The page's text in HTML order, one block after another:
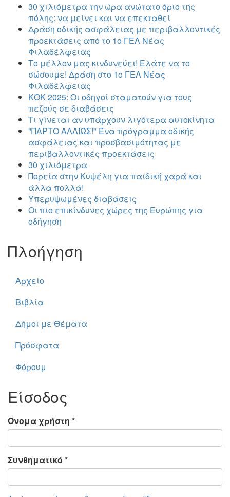
30 χιλιόμετρα την ώρα ανώτατο όριο της
πόλης: να μείνει και να επεκταθεί
Δράση οδικής ασφάλειας με περιβαλλοντικές
προεκτάσεις από το 1ο ΓΕΛ Νέας
Φιλαδέλφειας
Το μέλλον μας κινδυνεύει! Ελάτε να το
σώσουμε! Δράση στο 1ο ΓΕΛ Νέας
Φιλαδέλφειας
ΚΟΚ 2025: Οι οδηγοί σταματούν για τους
πεζούς σε διαβάσεις
Τι γίνεται αν υπάρχουν λιγότερα αυτοκίνητα
"ΠΑΡΤΟ ΑΛΛΙΏΣ!" Ένα πρόγραμμα οδικής
ασφάλειας και προσβασιμότητας με
περιβαλλοντικές προεκτάσεις
30 χιλιόμετρα
Πορεία στην Κυψέλη για παιδική χαρά και
άλλα πολλά!
Υπερυψωμένες διαβάσεις
Οι πιο επικίνδυνες χώρες της Ευρώπης για
οδήγηση
Πλοήγηση
Αρχείο
Βιβλία
Δήμοι με Θέματα
Πρόσφατα
Φόρουμ
Είσοδος
Όνομα χρήστη *
Συνθηματικό *